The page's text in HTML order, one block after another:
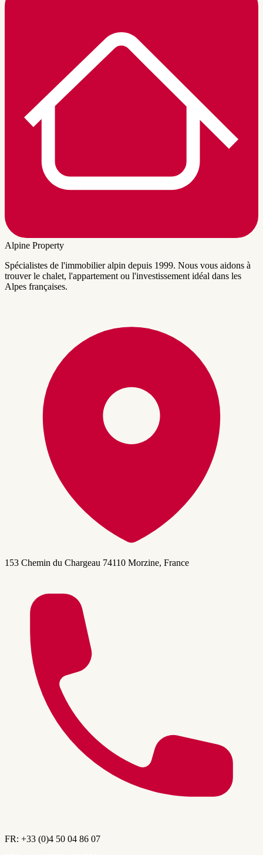
Alpine Property
Spécialistes de l'immobilier alpin depuis 1999. Nous vous aidons à
trouver le chalet, l'appartement ou l'investissement idéal dans les
Alpes françaises.
153 Chemin du Chargeau 74110 Morzine, France
FR: +33 (0)4 50 04 86 07